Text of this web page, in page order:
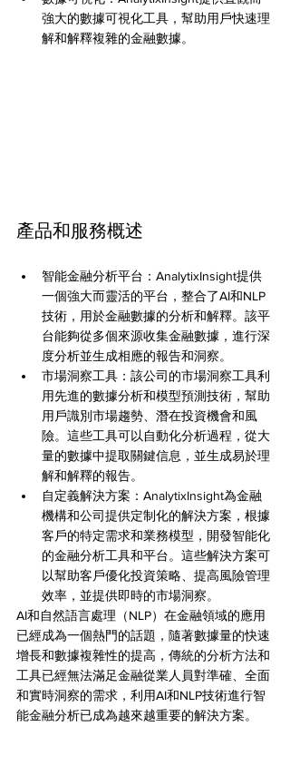
強大的數據可視化工具，幫助用戶快速理
解和解釋複雜的金融數據。
產品和服務概述
智能金融分析平台：AnalytixInsight提供
一個強大而靈活的平台，整合了AI和NLP
技術，用於金融數據的分析和解釋。該平
台能夠從多個來源收集金融數據，進行深
度分析並生成相應的報告和洞察。
市場洞察工具：該公司的市場洞察工具利
用先進的數據分析和模型預測技術，幫助
用戶識別市場趨勢、潛在投資機會和風
險。這些工具可以自動化分析過程，從大
量的數據中提取關鍵信息，並生成易於理
解和解釋的報告。
自定義解決方案：AnalytixInsight為金融
機構和公司提供定制化的解決方案，根據
客戶的特定需求和業務模型，開發智能化
的金融分析工具和平台。這些解決方案可
以幫助客戶優化投資策略、提高風險管理
效率，並提供即時的市場洞察。
AI和自然語言處理（NLP）在金融領域的應用
已經成為一個熱門的話題，隨著數據量的快速
增長和數據複雜性的提高，傳統的分析方法和
工具已經無法滿足金融從業人員對準確、全面
和實時洞察的需求，利用AI和NLP技術進行智
能金融分析已成為越來越重要的解決方案。